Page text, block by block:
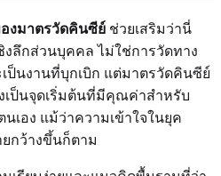
งมาตรวัดคินซีย์ ช่วยเสริมว่านี่
งลึกส่วนบุคคล ไม่ใช่การวัดทาง
ป็นงานที่บุกเบิก แต่มาตรวัดคินซีย์
เป็นจุดเริ่มต้นที่มีคุณค่าสำหรับ
เอง แม้ว่าความเข้าใจในยุค
ยกว้างขึ้นก็ตาม